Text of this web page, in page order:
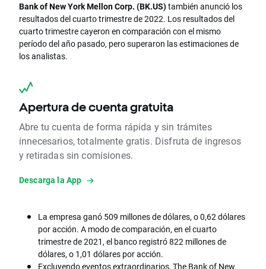
Bank of New York Mellon Corp. (BK.US)también anunció los
resultados del cuarto trimestre de 2022. Los resultados del
cuarto trimestre cayeron en comparación con el mismo
período del año pasado, pero superaron las estimaciones de
los analistas.
Apertura de cuenta gratuita
Abre tu cuenta de forma rápida y sin trámites
innecesarios, totalmente gratis. Disfruta de ingresos
y retiradas sin comisiones.
Descarga la App
La empresa ganó 509 millones de dólares, o 0,62 dólares
por acción. A modo de comparación, en el cuarto
trimestre de 2021, el banco registró 822 millones de
dólares, o 1,01 dólares por acción.
Excluyendo eventos extraordinarios, The Bank of New